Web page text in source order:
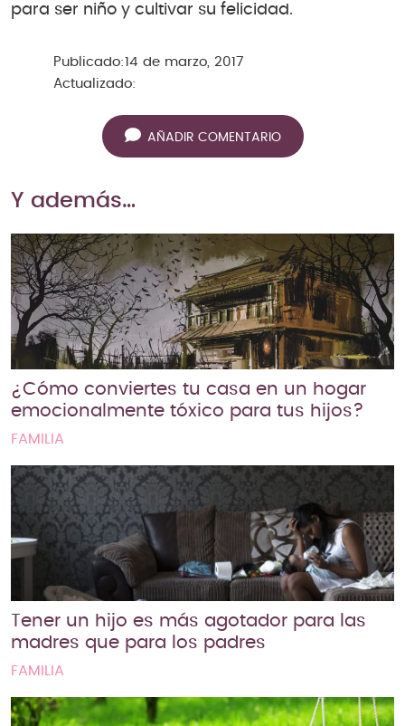
para ser niño y cultivar su felicidad.
Publicado:14 de marzo, 2017
Actualizado:
AÑADIR COMENTARIO
Y además…
¿Cómo conviertes tu casa en un hogar
emocionalmente tóxico para tus hijos?
FAMILIA
Tener un hijo es más agotador para las
madres que para los padres
FAMILIA